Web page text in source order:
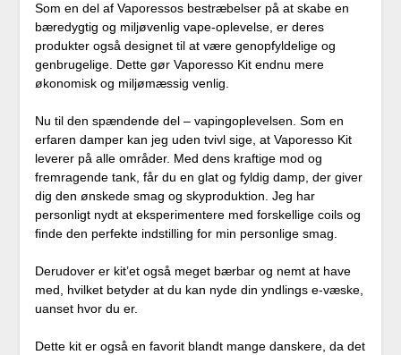
Som en del af Vaporessos bestræbelser på at skabe en
bæredygtig og miljøvenlig vape-oplevelse, er deres
produkter også designet til at være genopfyldelige og
genbrugelige. Dette gør Vaporesso Kit endnu mere
økonomisk og miljømæssig venlig.
Nu til den spændende del – vapingoplevelsen. Som en
erfaren damper kan jeg uden tvivl sige, at Vaporesso Kit
leverer på alle områder. Med dens kraftige mod og
fremragende tank, får du en glat og fyldig damp, der giver
dig den ønskede smag og skyproduktion. Jeg har
personligt nydt at eksperimentere med forskellige coils og
finde den perfekte indstilling for min personlige smag.
Derudover er kit’et også meget bærbar og nemt at have
med, hvilket betyder at du kan nyde din yndlings e-væske,
uanset hvor du er.
Dette kit er også en favorit blandt mange danskere, da det